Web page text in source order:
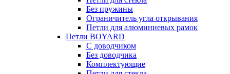
Без пружины
Ограничитель угла открывания
Петли для алюминиевых рамок
Петли BOYARD
С доводчиком
Без доводчика
Комплектующие